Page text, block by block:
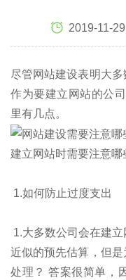
2019-11-29
尽管网站建设表明大
作为要建立网站的公
里有几点。
建立网站时需要注意
1.如何防止过度支出
1.大多数公司会在建
近似的预先估算，但
处理？ 答案很简单，